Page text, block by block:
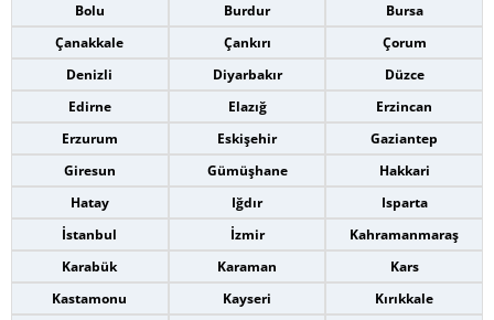
Bolu
Burdur
Bursa
Çanakkale
Çankırı
Çorum
Denizli
Diyarbakır
Düzce
Edirne
Elazığ
Erzincan
Erzurum
Eskişehir
Gaziantep
Giresun
Gümüşhane
Hakkari
Hatay
Iğdır
Isparta
İstanbul
İzmir
Kahramanmaraş
Karabük
Karaman
Kars
Kastamonu
Kayseri
Kırıkkale